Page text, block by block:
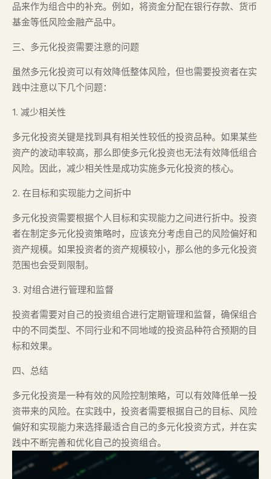
品来作为组合中的补充。例如，将资金分配在银行存款、货币
基金等低风险金融产品中。
三、多元化投资需要注意的问题
虽然多元化投资可以有效降低整体风险，但也需要投资者在实
践中注意以下几个问题：
1. 减少相关性
多元化投资关键是找到具有相关性较低的投资品种。如果某些
资产的波动率较高，那么即使多元化投资也无法有效降低组合
风险。因此，减少相关性是成功实施多元化投资的核心。
2. 在目标和实现能力之间折中
多元化投资需要根据个人目标和实现能力之间进行折中。投资
者在制定多元化投资策略时，应该充分考虑自己的风险偏好和
资产规模。如果投资者的资产规模较小，那么他的多元化投资
范围也会受到限制。
3. 对组合进行管理和监督
投资者需要对自己的投资组合进行定期管理和监督，确保组合
中的不同类型、不同行业和不同地域的投资品种符合预期的目
标和效果。
四、总结
多元化投资是一种有效的风险控制策略，可以有效降低单一投
资带来的风险。在实践中，投资者需要根据自己的目标、风险
偏好和实现能力来选择最适合自己的多元化投资方式，并在实
践中不断完善和优化自己的投资组合。